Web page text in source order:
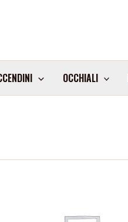
OCCHIALI